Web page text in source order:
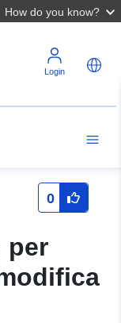
How do you know?
Login
0
per